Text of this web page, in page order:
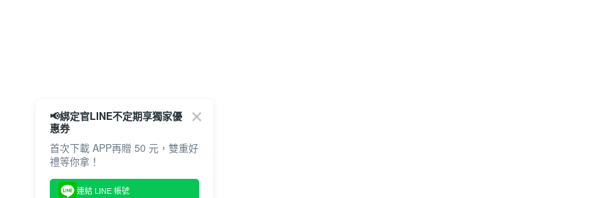
📢綁定官LINE不定期享獨家優
惠券
首次下載 APP再贈 50 元，雙重好
禮等你拿！
連結 LINE 帳號